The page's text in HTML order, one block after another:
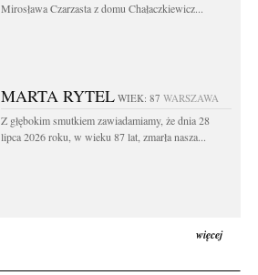
Mirosława Czarzasta z domu Chałaczkiewicz...
MARTA RYTEL WIEK: 87 WARSZAWA
Z głębokim smutkiem zawiadamiamy, że dnia 28
lipca 2026 roku, w wieku 87 lat, zmarła nasza...
więcej